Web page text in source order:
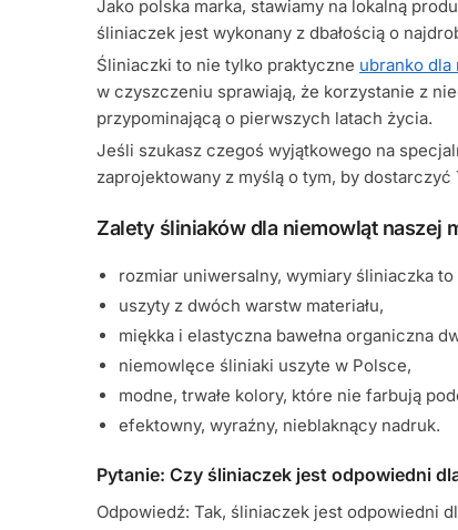
Jako polska marka, stawiamy na lokalną
śliniaczek jest wykonany z dbałością o
Śliniaczki to nie tylko praktyczne ubranko dla
w czyszczeniu sprawiają, że korzystanie z
przypominającą o pierwszych latach życia.
Jeśli szukasz czegoś wyjątkowego na
zaprojektowany z myślą o tym, by
Zalety śliniaków dla niemowląt naszej
rozmiar uniwersalny, wymiary śliniaczka to
uszyty z dwóch warstw materiału,
miękka i elastyczna bawełna organiczna
niemowlęce śliniaki uszyte w Polsce,
modne, trwałe kolory, które nie farbują
efektowny, wyraźny, nieblaknący nadruk.
Pytanie: Czy śliniaczek jest odpowiedni
Odpowiedź: Tak, śliniaczek jest odpowiedni